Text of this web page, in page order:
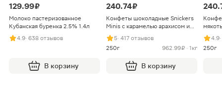
129.99 ₽
Молоко пастеризованное
Кубанская буренка 2.5% 1.4л
4.9· 638 отзывов
В корзину
240.74 ₽
Конфеты шоколадные Snickers
Minis с карамелью арахисом и
нугой
5· 417 отзывов
250г
962.99 ₽ · 1кг
В корзину
4.9
250г